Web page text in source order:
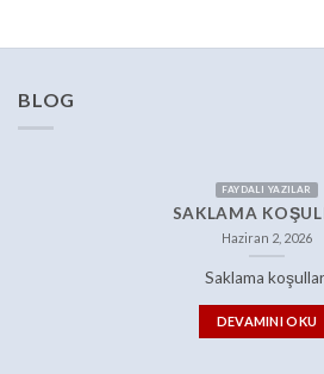
BLOG
FAYDALI YAZILAR
SAKLAMA
Haziran 2, 2026
Saklama
DEVAMINI OKU